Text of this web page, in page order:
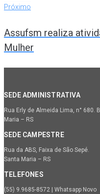
Próximo
Assufsm realiza
Mulher
SEDE ADMINISTRATIVA
Rua Erly de Almeida Lima, n° 680.
Maria – RS
SEDE CAMPESTRE
Rua da ABS, Faixa de São Sepé.
Santa Maria – RS
TELEFONES
(55) 9.9685-8572 | Whatsapp Novo